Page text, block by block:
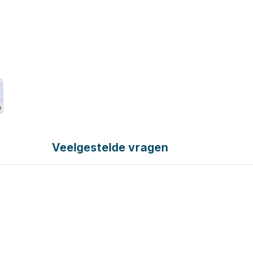
Veelgestelde vragen